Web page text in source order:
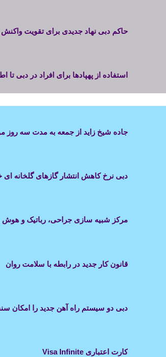
حاکم دبی نهاد جدیدی برای تقویت
استفاده از پهپادها برای افراد در دبی
جاده شیخ زاید از جمعه به مدت سه روز
دبی نرخ کاهش انتشار گازهای گلخانه ای خود را تا پایان سال
مرکز شبیه سازی جراحی، رباتیک و
قانون کار جدید در رابطه با سلامت روان
دبی دو سیستم راه آهن جدید را امکان
کارت اعتباری Visa Infinite